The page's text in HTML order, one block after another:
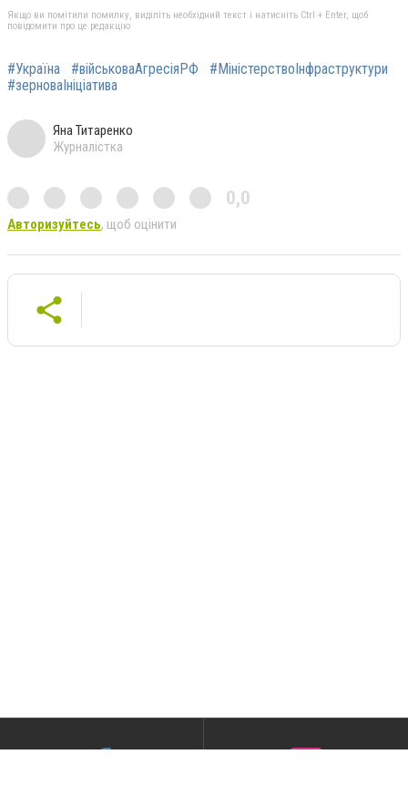
Якщо ви помітили помилку, виділіть необхідний текст і натисніть Ctrl + Enter, щоб
повідомити про це редакцію
#Україна #військоваАгресіяРФ
#МіністерствоІнфраструктури
#зерноваІніціатива
Яна Титаренко
Журналістка
0,0
Авторизуйтесь, щоб оцінити